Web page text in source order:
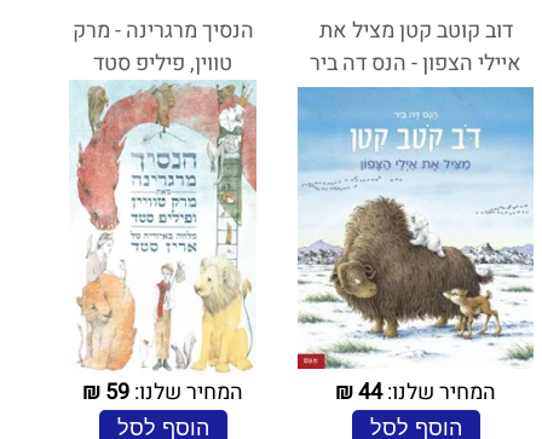
דוב קוטב קטן מציל את
איילי הצפון - הנס דה ביר
המחיר שלנו:44
₪
הוסף לסל
הנסיך מרגרינה - מרק
טווין, פיליפ סטד
המחיר שלנו:59
₪
הוסף לסל